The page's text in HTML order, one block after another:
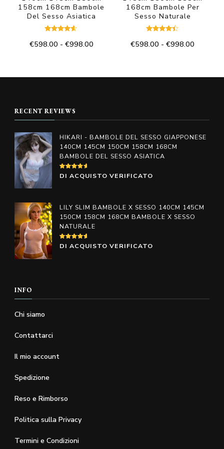
158cm 168cm Bambole
Del Sesso Asiatica
4.50
€598.00 - €998.00Fascia
da
varianti.
opzioni
possono
essere
pagina
del
prodotto
168cm Bambole Per
Sesso Naturale
4.33
€598.00 - €998.00
da
opzioni
possono
pagina
RECENT REVIEWS
HIKARI - BAMBOLE DEL SESSO GIAPPONESE
140CM 145CM 150CM 158CM 168CM
BAMBOLE DEL SESSO ASIATICA
VALUTATO
4SU
DI ACQUISTO VERIFICATO
LILY SLIM BAMBOLE X SESSO 140CM 145CM
150CM 158CM 168CM BAMBOLE X SESSO
NATURALE
VALUTATO
5SU 5
DI ACQUISTO VERIFICATO
INFO
Chi siamo
Contattarci
Il mio account
Spedizione
Reso e Rimborso
Politica sulla Privacy
Termini e Condizioni